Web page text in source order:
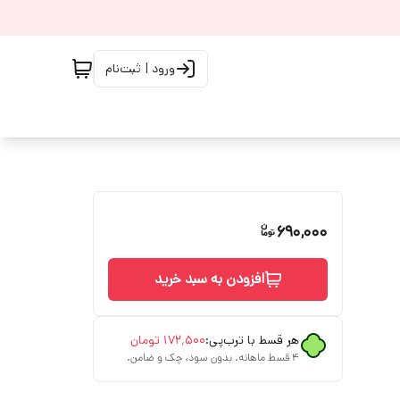
ورود | ثبت‌نام
690,000
افزودن به سبد خرید
هر قسط با ترب‌پی:۱۷۲٬۵۰۰ تومان
۴ قسط ماهانه. بدون سود، چک و ضامن.